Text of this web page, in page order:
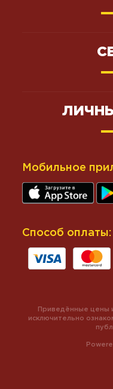
Мобильное
Способ оплаты:
Приведённые цены
исключительно